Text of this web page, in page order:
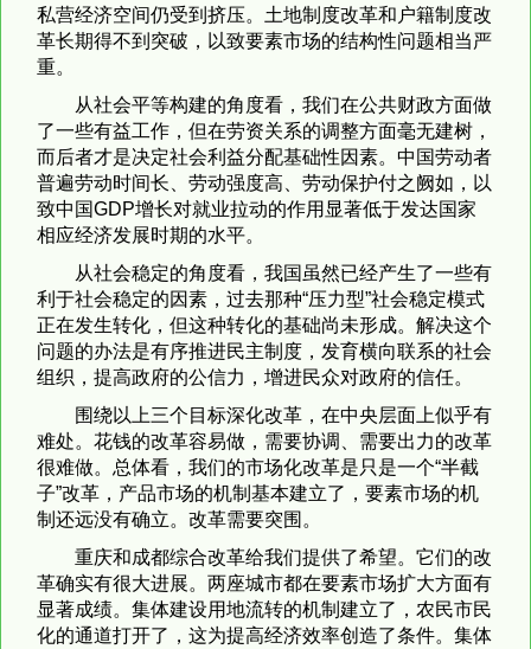
私营经济空间仍受到挤压。土地制度改革和户籍制度改
革长期得不到突破，以致要素市场的结构性问题相当严
重。
从社会平等构建的角度看，我们在公共财政方面做
了一些有益工作，但在劳资关系的调整方面毫无建树，
而后者才是决定社会利益分配基础性因素。中国劳动者
普遍劳动时间长、劳动强度高、劳动保护付之阙如，以
致中国GDP增长对就业拉动的作用显著低于发达国家
相应经济发展时期的水平。
从社会稳定的角度看，我国虽然已经产生了一些有
利于社会稳定的因素，过去那种“压力型”社会稳定模式
正在发生转化，但这种转化的基础尚未形成。解决这个
问题的办法是有序推进民主制度，发育横向联系的社会
组织，提高政府的公信力，增进民众对政府的信任。
围绕以上三个目标深化改革，在中央层面上似乎有
难处。花钱的改革容易做，需要协调、需要出力的改革
很难做。总体看，我们的市场化改革是只是一个“半截
子”改革，产品市场的机制基本建立了，要素市场的机
制还远没有确立。改革需要突围。
重庆和成都综合改革给我们提供了希望。它们的改
革确实有很大进展。两座城市都在要素市场扩大方面有
显著成绩。集体建设用地流转的机制建立了，农民市民
化的通道打开了，这为提高经济效率创造了条件。集体